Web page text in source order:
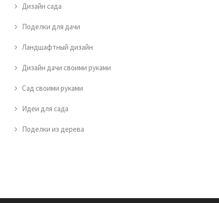
Дизайн сада
Поделки для дачи
Ландшафтный дизайн
Дизайн дачи своими руками
Сад своими руками
Идеи для сада
Поделки из дерева